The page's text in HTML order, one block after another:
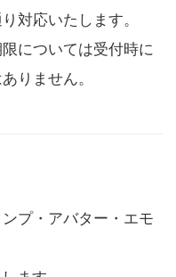
対応いたします。
については受付時に
りません。
プ・アバター・エモ